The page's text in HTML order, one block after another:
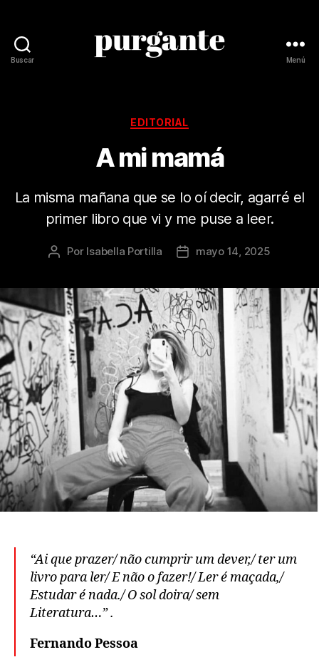
Buscar Menú
Categorías
EDITORIAL
A mi mamá
La misma mañana que se lo oí decir, agarré el
primer libro que vi y me puse a leer.
Autor
publicación
Por Isabella Portilla
Fecha
publicación
mayo 14, 2025
“Ai que prazer/ não cumprir um dever,/ ter um
livro para ler/ E não o fazer!/ Ler é maçada,/
Estudar é nada./ O sol doira/ sem
Literatura…” .
Fernando Pessoa